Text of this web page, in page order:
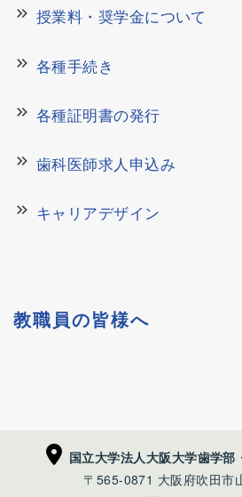
keyboard_double_arrow_right 授業料・奨学金について
keyboard_double_arrow_right 各種手続き
keyboard_double_arrow_right 各種証明書の発行
keyboard_double_arrow_right 歯科医師求人申込み
keyboard_double_arrow_right キャリアデザイン
教職員の皆様へ
国立大学法人大阪大学歯学部
〒565-0871 大阪府吹田市